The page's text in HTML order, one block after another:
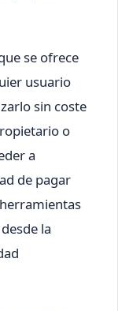
se ofrece
usuario
sin coste
o
a
de pagar
la